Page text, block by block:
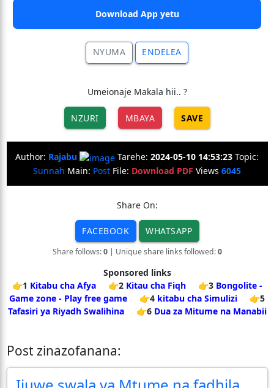
Download App yetu
NYUMA ENDELEA
Umeionaje Makala hii.. ?
NZURI MBAYA SAVE
Author: Rajabu Tarehe: 2024-05-10 14:53:23 Topic:
Sunnah Main: Post File: Download PDF Views 6045
Share On:
FACEBOOK WHATSAPP
Share follows:0| Unique share links followed:0
Sponsored links
👉1 Kitabu cha Afya 👉2 Kitau cha Fiqh 👉3 Bongolite -
Game zone - Play free game
👉4 kitabu cha Simulizi
👉5
Tafasiri ya Riyadh Swalihina
👉6 Dua za Mitume na Manabii
Post zinazofanana: